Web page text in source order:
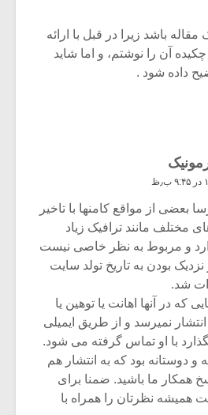
باشد زیرا در قبل با ارائه
آن را نوشتم، و اما شاید
داده شود .
بعضی از مواقع کامنها با تاخیر
مختلف مانند ترافیک زیاد
و مربوط به نظر خاصی نیست
نزدیک بودن به تاریخ تولد سایت
شد.
که در آنها اهانت یا توهین یا
نمیرسد و از طریق ایمیلی
با او تماس گرفته می شود.
و دوستانه بود که به انتشار هم
همکار ما باشید. ضمنا برای
همیشه نظرتان را همراه با